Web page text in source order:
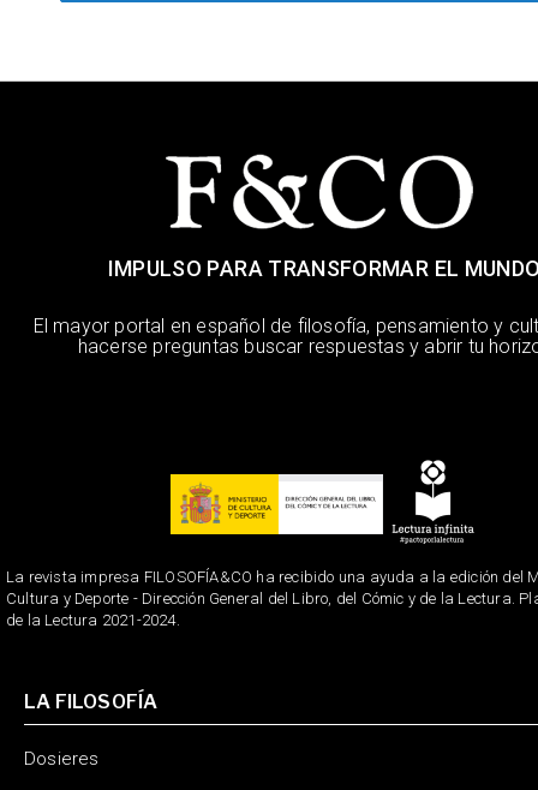
IMPULSO PARA TRANSFORMAR EL
El mayor portal en español de filosofía, pensamiento y
hacerse preguntas buscar respuestas y abrir tu
La revista impresa FILOSOFÍA&CO ha recibido una ayuda a la edición del
Cultura y Deporte - Dirección General del Libro, del Cómic y de la Lectura.
de la Lectura 2021-2024.
LA FILOSOFÍA
Dosieres